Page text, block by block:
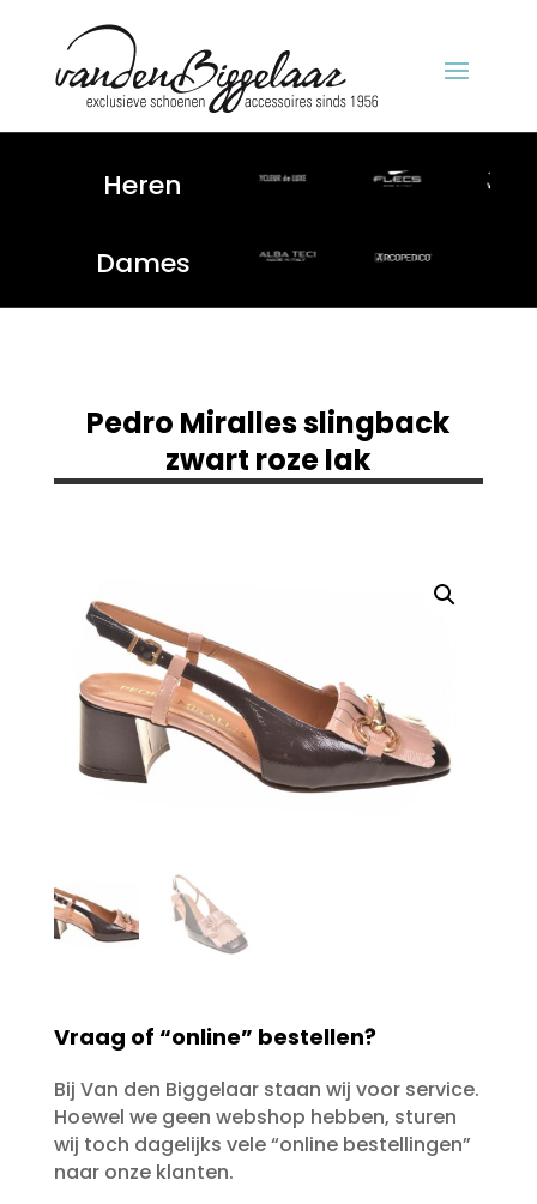
Heren
Dames
Pedro Miralles slingback
zwart roze lak
Vraag of “online” bestellen?
Bij Van den Biggelaar staan wij voor service.
Hoewel we geen webshop hebben, sturen
wij toch dagelijks vele “online bestellingen”
naar onze klanten.